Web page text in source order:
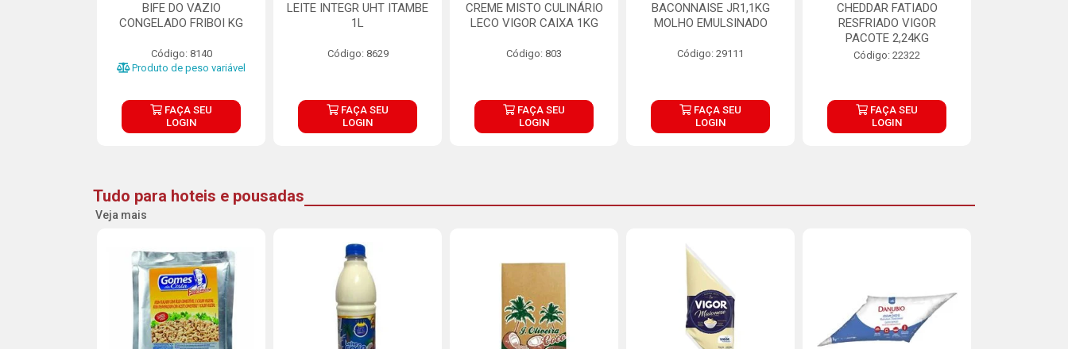
BIFE DO VAZIO
CONGELADO FRIBOI KG
Código: 8140
Produto de peso variável
FAÇA SEU
LOGIN
LEITE INTEGR UHT ITAMBE
1L
Código: 8629
FAÇA SEU
LOGIN
CREME MISTO CULINÁRIO
LECO VIGOR CAIXA 1KG
Código: 803
FAÇA SEU
LOGIN
BACONNAISE JR1,1KG
MOLHO EMULSINADO
Código: 29111
FAÇA SEU
LOGIN
CHEDDAR FATIADO
RESFRIADO VIGOR
PACOTE 2,24KG
Código: 22322
FAÇA SEU
LOGIN
Tudo para hoteis e pousadas
Veja mais